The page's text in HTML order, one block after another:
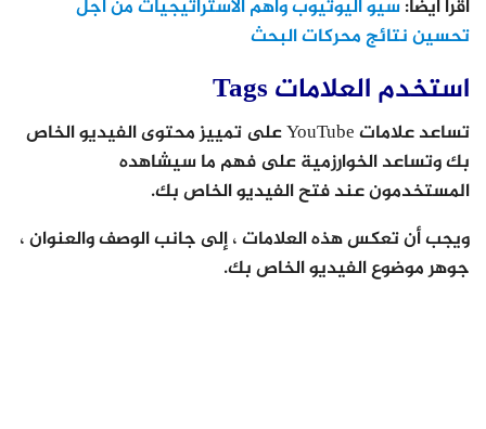
اقرأ أيضا:سيو اليوتيوب وأهم الاستراتيجيات من أجل
تحسين نتائج محركات البحث
استخدم العلامات Tags
تساعد علامات YouTube على تمييز محتوى الفيديو الخاص
بك وتساعد الخوارزمية على فهم ما سيشاهده
المستخدمون عند فتح الفيديو الخاص بك.
ويجب أن تعكس هذه العلامات ، إلى جانب الوصف والعنوان ،
جوهر موضوع الفيديو الخاص بك.